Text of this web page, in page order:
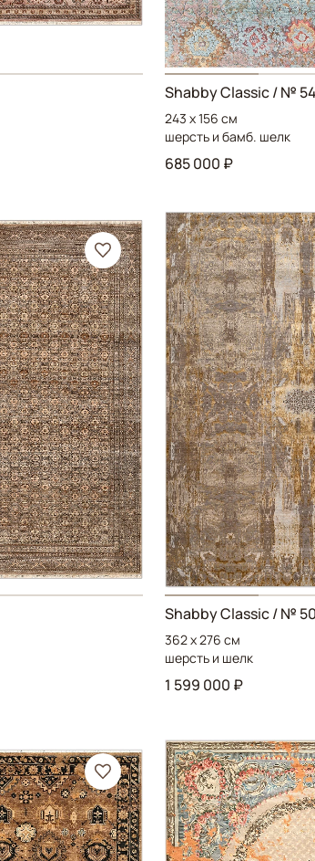
Shabby Classic/ №
243 x 156 см
шерсть и бамб. шелк
685 000 ₽
Shabby Classic/ №
362 x 276 см
шерсть и шелк
1 599 000 ₽